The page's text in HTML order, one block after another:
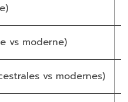
vs moderne)
vs modernes)